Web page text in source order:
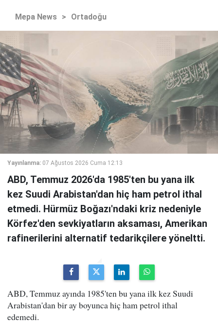
Mepa News > Ortadoğu
Yayınlanma: 07 Ağustos 2026 Cuma 12:13
ABD, Temmuz 2026'da 1985'ten bu yana ilk
kez Suudi Arabistan'dan hiç ham petrol ithal
etmedi. Hürmüz Boğazı'ndaki kriz nedeniyle
Körfez'den sevkiyatların aksaması, Amerikan
rafinerilerini alternatif tedarikçilere yöneltti.
ABD, Temmuz ayında 1985'ten bu yana ilk kez Suudi
Arabistan'dan bir ay boyunca hiç ham petrol ithal
edemedi.